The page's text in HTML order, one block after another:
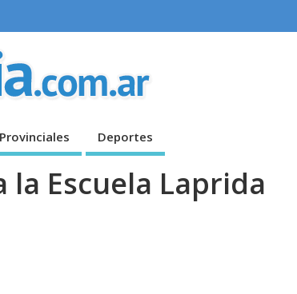
Provinciales Deportes
Escuela Laprida